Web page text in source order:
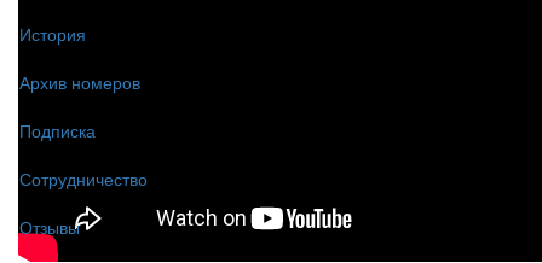
История
Архив номеров
Подписка
Сотрудничество
Отзывы